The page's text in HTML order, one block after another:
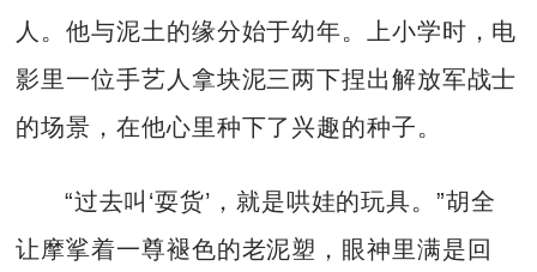
人。他与泥土的缘分始于幼年。上小学时，电
影里一位手艺人拿块泥三两下捏出解放军战士
的场景，在他心里种下了兴趣的种子。
“过去叫‘耍货’，就是哄娃的玩具。”胡全
让摩挲着一尊褪色的老泥塑，眼神里满是回